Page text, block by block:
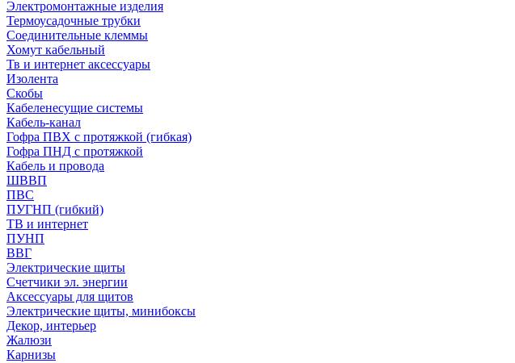
Электромонтажные изделия
Термоусадочные трубки
Соединительные клеммы
Хомут кабельный
Тв и интернет аксессуары
Изолента
Скобы
Кабеленесущие системы
Кабель-канал
Гофра ПВХ с протяжкой (гибкая)
Гофра ПНД с протяжкой
Кабель и провода
ШВВП
ПВС
ПУГНП (гибкий)
ТВ и интернет
ПУНП
ВВГ
Электрические щиты
Счетчики эл. энергии
Аксессуары для щитов
Электрические щиты, минибоксы
Декор, интерьер
Жалюзи
Карнизы